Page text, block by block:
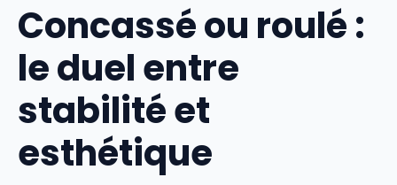
Concassé ou roulé :
le duel entre
stabilité et
esthétique